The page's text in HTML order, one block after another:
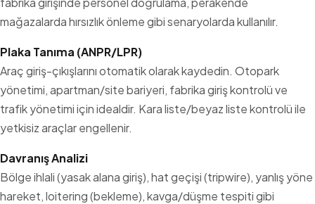
mağazalarda hırsızlık önleme gibi senaryolarda kullanılır.
Plaka Tanıma (ANPR/LPR)
Araç giriş-çıkışlarını otomatik olarak kaydedin. Otopark
yönetimi, apartman/site bariyeri, fabrika giriş kontrolü ve
trafik yönetimi için idealdir. Kara liste/beyaz liste kontrolü ile
yetkisiz araçlar engellenir.
Davranış Analizi
Bölge ihlali (yasak alana giriş), hat geçişi (tripwire), yanlış yöne
hareket, loitering (bekleme), kavga/düşme tespiti gibi